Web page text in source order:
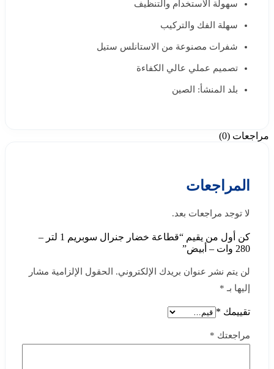
سهولة الاستخدام والتنظيف
سهلة الفك والتركيب
شفرات مصنوعة من الاستانلس ستيل
تصميم عملي عالي الكفاءة
بلد المنشأ: الصين
مراجعات (0)
المراجعات
لا توجد مراجعات بعد.
كن أول من يقيم “قطاعة خضار جنرال سوبريم 1 لتر –
280 وات – أبيض”
لن يتم نشر عنوان بريدك الإلكتروني.
الحقول الإلزامية مشار
إليها بـ *
تقييمك *
مراجعتك *